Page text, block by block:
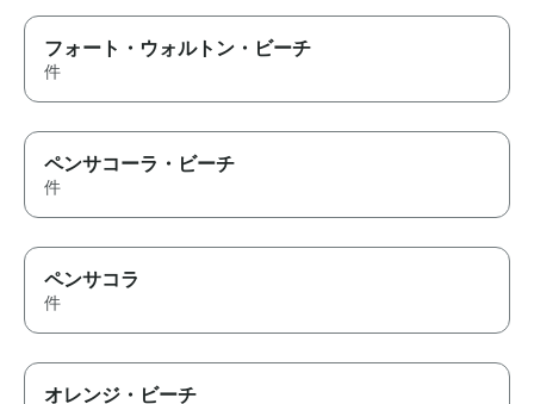
フォート・ウォルトン・ビーチ
件
ペンサコーラ・ビーチ
件
ペンサコラ
件
オレンジ・ビーチ